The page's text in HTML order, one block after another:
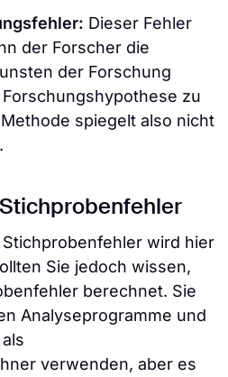
Dieser Fehler
der Forscher die
der Forschung
zu
spiegelt also nicht
wird hier
Sie jedoch wissen,
berechnet. Sie
Analyseprogramme und
verwenden, aber es